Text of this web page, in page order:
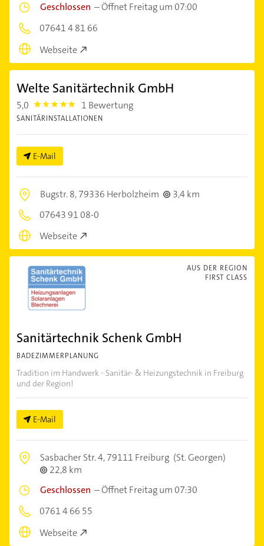
Geschlossen –Öffnet Freitag um 07:00
07641 4 81 66
Webseite
Welte Sanitärtechnik GmbH
5,0 5.0 1 Bewertung
SANITÄRINSTALLATIONEN
E-Mail
Bugstr. 8,79336 Herbolzheim
3,4 km
07643 91 08-0
Webseite
AUS DER REGION
FIRST CLASS
Sanitärtechnik Schenk GmbH
BADEZIMMERPLANUNG
Tradition im Handwerk - Sanitär- & Heizungstechnik in Freiburg
und der Region!
E-Mail
Sasbacher Str. 4,79111 Freiburg (St. Georgen)
22,8 km
Geschlossen –Öffnet Freitag um 07:30
0761 4 66 55
Webseite